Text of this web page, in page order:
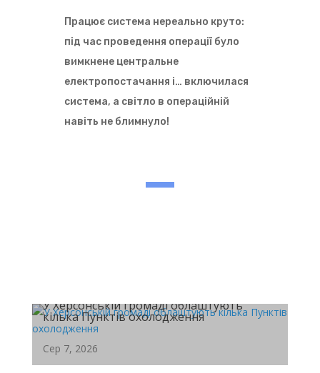
Працює система нереально круто:
під час проведення операції було
вимкнене центральне
електропостачання і… включилася
система, а світло в операційній
навіть не блимнуло!
У Херсонській громаді облаштують
кілька Пунктів охолодження
Сер 7, 2026